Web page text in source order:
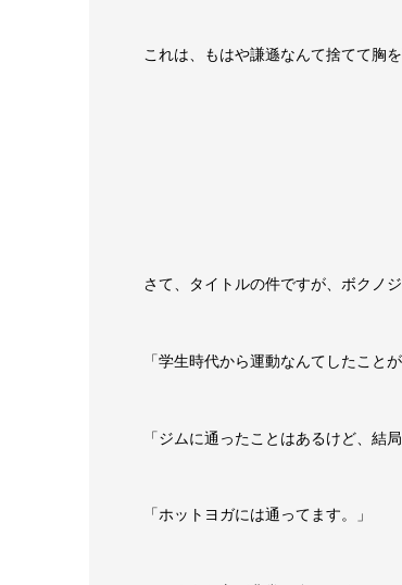
これは、もはや謙遜なんて捨てて胸
さて、タイトルの件ですが、ボクノ
「学生時代から運動なんてしたことが
「ジムに通ったことはあるけど、結
「ホットヨガには通ってます。」